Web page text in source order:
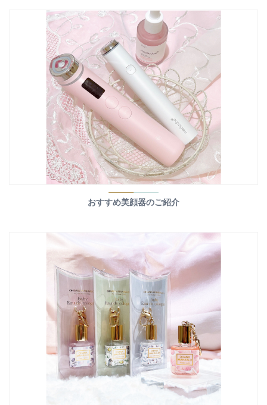
おすすめ美顔器のご紹介